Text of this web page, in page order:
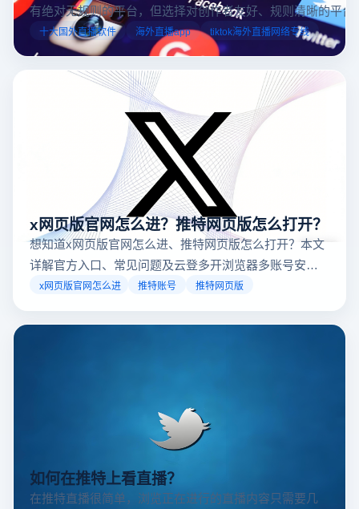
有绝对无规则的平台，但选择对创作者友好、规则清晰的平台
业工具规避风险，能显著降低封号概率。以下推荐十大国外
台，并结合云登多开浏览器的功能，详解如何安全高效运营。
十大国外直播软件 海外直播app tiktok海外直播网络专线
x网页版官网怎么进？推特网页版怎么打开？
想知道x网页版官网怎么进、推特网页版怎么打开？本文
详解官方入口、常见问题及云登多开浏览器多账号安全
访问方案，助你稳定登录高效运营。
x网页版官网怎么进 推特账号 推特网页版
如何在推特上看直播？
在推特直播很简单，浏览正在进行的直播内容只需要几